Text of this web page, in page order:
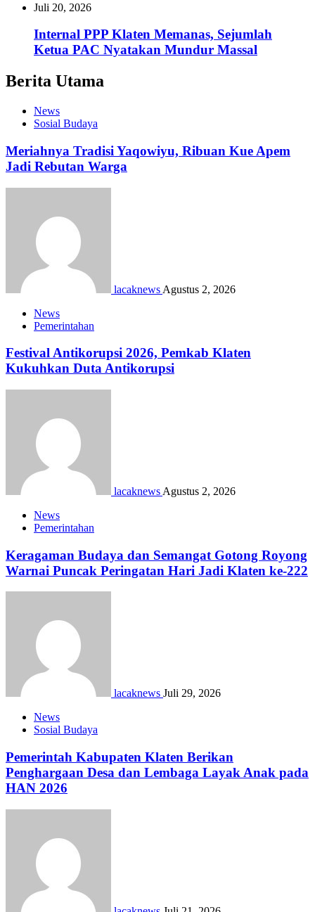
Juli 20, 2026
Internal PPP Klaten Memanas, Sejumlah
Ketua PAC Nyatakan Mundur Massal
Berita Utama
News
Sosial Budaya
Meriahnya Tradisi Yaqowiyu, Ribuan Kue Apem
Jadi Rebutan Warga
lacaknews Agustus 2, 2026
News
Pemerintahan
Festival Antikorupsi 2026, Pemkab Klaten
Kukuhkan Duta Antikorupsi
lacaknews Agustus 2, 2026
News
Pemerintahan
Keragaman Budaya dan Semangat Gotong Royong
Warnai Puncak Peringatan Hari Jadi Klaten ke-222
lacaknews Juli 29, 2026
News
Sosial Budaya
Pemerintah Kabupaten Klaten Berikan
Penghargaan Desa dan Lembaga Layak Anak pada
HAN 2026